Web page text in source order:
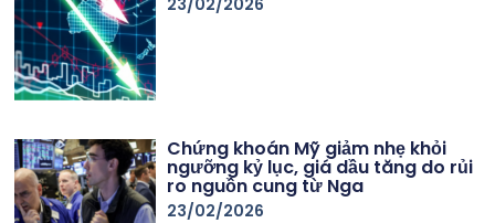
23/02/2026
Chứng khoán Mỹ giảm nhẹ khỏi
ngưỡng kỷ lục, giá dầu tăng do rủi
ro nguồn cung từ Nga
23/02/2026